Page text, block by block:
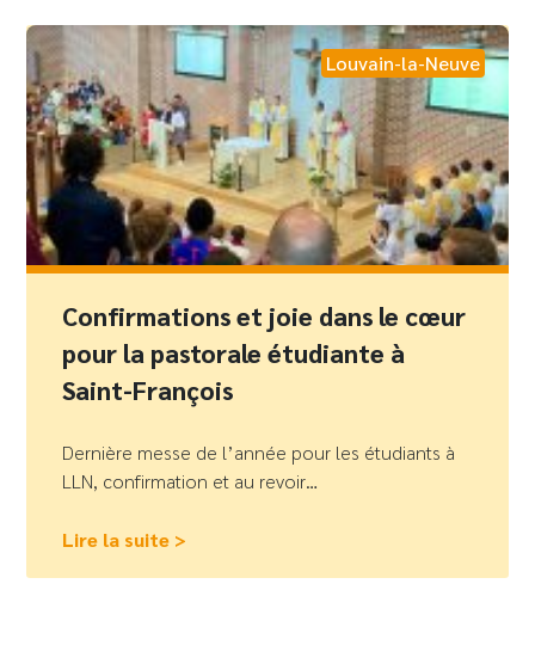
Louvain-la-Neuve
Confirmations et joie dans le cœur
pour la pastorale étudiante à
Saint-François
Dernière messe de l’année pour les étudiants à
LLN, confirmation et au revoir…
Lire la suite >